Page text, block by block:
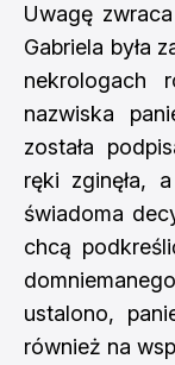
Uwagę
Gabriela była
nekrologach
nazwiska
została
ręki zginęła,
świadoma
chcą
ustalono,
również na